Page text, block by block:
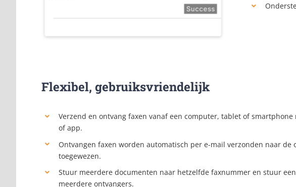
Flexibel, gebruiksvriendelijk
Verzend en ontvang faxen vanaf een computer, tablet of
of app.
Ontvangen faxen worden automatisch per e-mail verzonden naar
toegewezen.
Stuur meerdere documenten naar hetzelfde faxnummer en stuur
meerdere ontvangers.